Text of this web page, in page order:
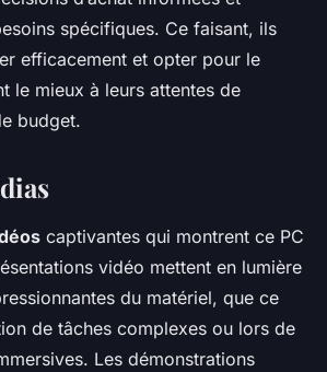
spécifiques. Ce faisant, ils
efficacement et opter pour le
le mieux à leurs attentes de
budget.
captivantes qui montrent ce PC
vidéo mettent en lumière
du matériel, que ce
de tâches complexes ou lors de
Les démonstrations